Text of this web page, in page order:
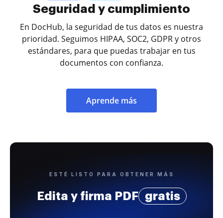
Seguridad y cumplimiento
En DocHub, la seguridad de tus datos es nuestra
prioridad. Seguimos HIPAA, SOC2, GDPR y otros
estándares, para que puedas trabajar en tus
documentos con confianza.
Aprende más
ESTÉ LISTO PARA OBTENER MÁS
Edita y firma PDF gratis